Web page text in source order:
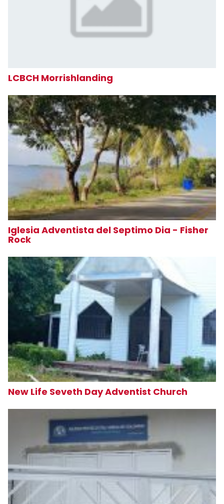
LCBCH Morrishlanding
Iglesia Adventista del Septimo Dia - Fisher
Rock
New Life Seveth Day Adventist Church